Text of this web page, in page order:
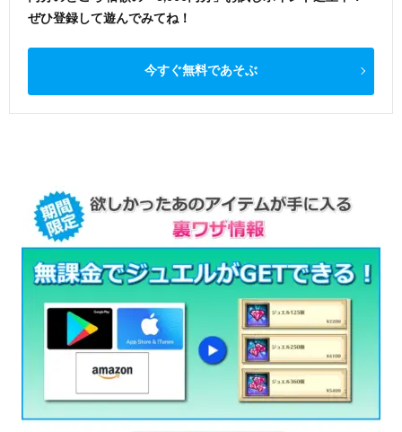
ぜひ登録して遊んでみてね！
今すぐ無料であそぶ